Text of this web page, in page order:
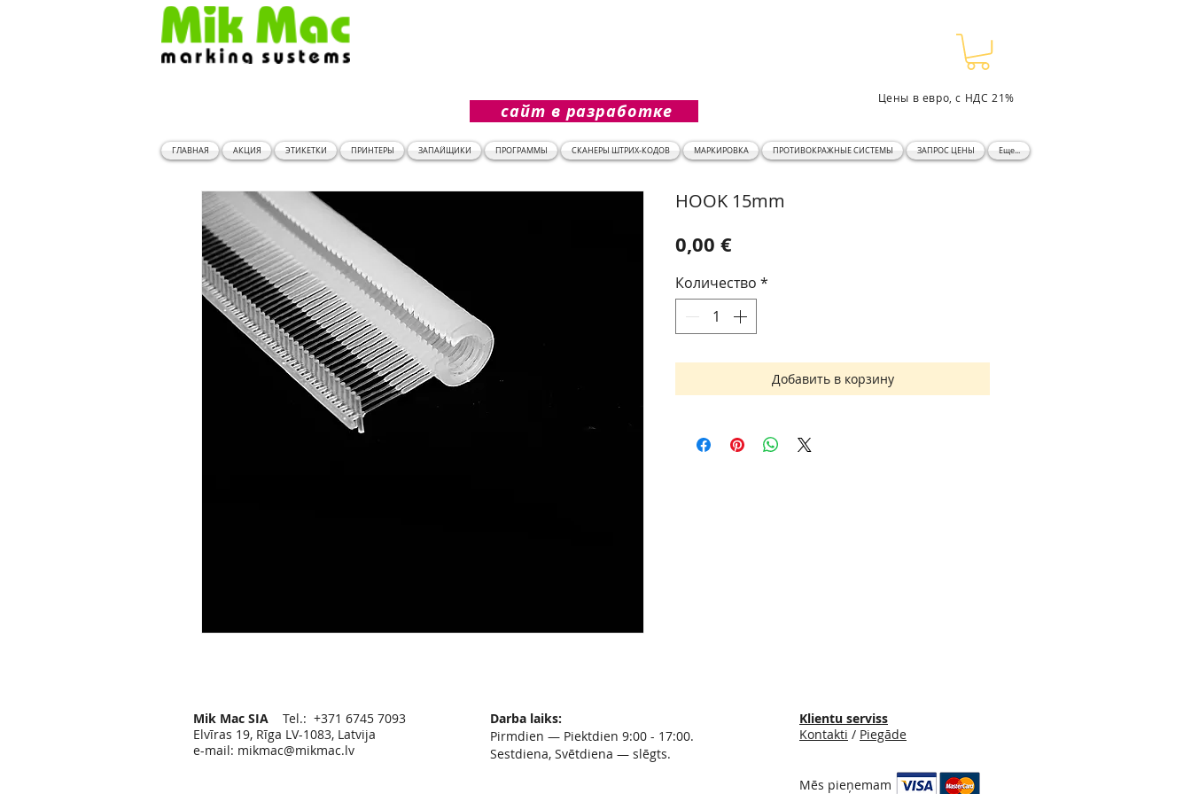
сайт в разработке
Цены в евро, с НДС 21%
ГЛАВНАЯ АКЦИЯ ЭТИКЕТКИ ПРИНТЕРЫ ЗАПАЙЩИКИ ПРОГРАММЫ СКАНЕРЫ ШТРИХ-КОДОВ МАРКИРОВКА ПРОТИВОКРАЖНЫЕ СИСТЕМЫ ЗАПРОС ЦЕНЫ Еще...
HOOK 15mm
0,00 €Цена
Количество *
Добавить в корзину
Mik Mac SIA Tel.: +371 6745 7093
Elvīras 19, Rīga LV-1083, Latvija
e-mail: mikmac@mikmac.lv
Darba laiks:
Pirmdien — Piektdien 9:00 - 17:00.
Sestdiena, Svētdiena — slēgts.
Klientu serviss
Kontakti / Piegāde
Mēs pieņemam